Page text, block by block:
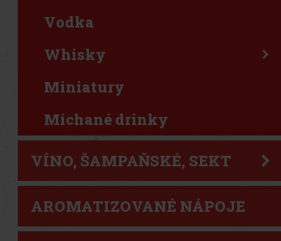
Vodka
Whisky
Miniatury
Míchané drinky
VÍNO, ŠAMPAŇSKÉ, SEKT
AROMATIZOVANÉ NÁPOJE